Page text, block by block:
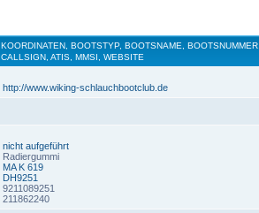
KOORDINATEN, BOOTSTYP, BOOTSNAME, BOOTSNUMMER,
CALLSIGN, ATIS, MMSI, WEBSITE
http://www.wiking-schlauchbootclub.de
nicht aufgeführt
Radiergummi
MA K 619
DH9251
9211089251
211862240